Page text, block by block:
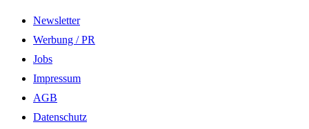
Newsletter
Werbung / PR
Jobs
Impressum
AGB
Datenschutz